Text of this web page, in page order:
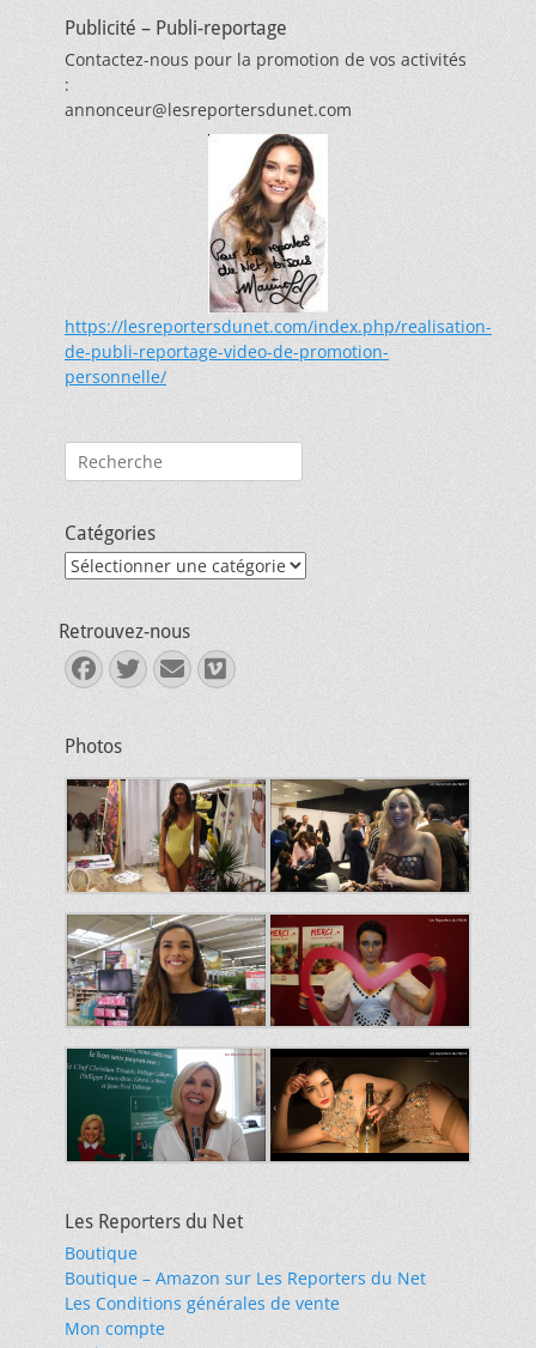
Publicité – Publi-reportage
Contactez-nous pour la promotion de vos activités
:
annonceur@lesreportersdunet.com
https://lesreportersdunet.com/index.php/realisation-
de-publi-reportage-video-de-promotion-
personnelle/
Rechercher :
Catégories
Catégories
Retrouvez-nous
Facebook
Twitter
E-
mail
Vimeo
Photos
Les Reporters du Net
Boutique
Boutique – Amazon sur Les Reporters du Net
Les Conditions générales de vente
Mon compte